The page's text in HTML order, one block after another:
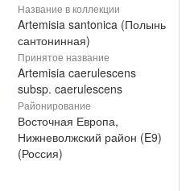
Название в коллекции
Artemisia santonica (Полынь
сантонинная)
Принятое название
Artemisia caerulescens
subsp. caerulescens
Районирование
Восточная Европа,
Нижневолжский район (E9)
(Россия)